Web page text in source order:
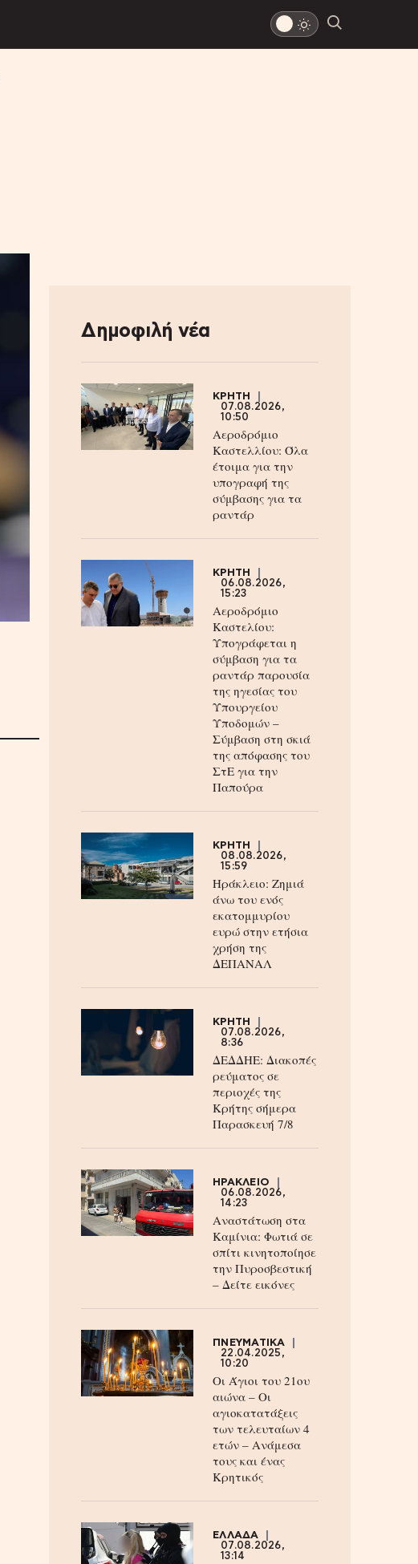
Δημοφιλή νέα
ΚΡΗΤΗ
07.08.2026,
10:50
Αεροδρόμιο
Καστελλίου: Όλα
έτοιμα για την
υπογραφή της
σύμβασης για τα
ραντάρ
ΚΡΗΤΗ
06.08.2026,
15:23
Αεροδρόμιο
Καστελίου:
Υπογράφεται η
σύμβαση για τα
ραντάρ παρουσία
της ηγεσίας του
Υπουργείου
Υποδομών –
Σύμβαση στη σκιά
της απόφασης του
ΣτΕ για την
Παπούρα
ΚΡΗΤΗ
08.08.2026,
15:59
Ηράκλειο: Ζημιά
άνω του ενός
εκατομμυρίου
ευρώ στην ετήσια
χρήση της
ΔΕΠΑΝΑΛ
ΚΡΗΤΗ
07.08.2026,
8:36
ΔΕΔΔΗΕ: Διακοπές
ρεύματος σε
περιοχές της
Κρήτης σήμερα
Παρασκευή 7/8
ΗΡΑΚΛΕΙΟ
06.08.2026,
14:23
Αναστάτωση στα
Καμίνια: Φωτιά σε
σπίτι κινητοποίησε
την Πυροσβεστική
– Δείτε εικόνες
ΠΝΕΥΜΑΤΙΚΑ
22.04.2025,
10:20
Οι Άγιοι του 21ου
αιώνα – Οι
αγιοκατατάξεις
των τελευταίων 4
ετών – Ανάμεσα
τους και ένας
Κρητικός
ΕΛΛΑΔΑ
07.08.2026,
13:14